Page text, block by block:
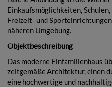
Einkaufsmöglichkeiten,
Freizeit- und
näheren Umgebung.
Objektbeschreibung
Das moderne Einfamilienhaus
zeitgemäße Architektur, einen
eine hochwertige und